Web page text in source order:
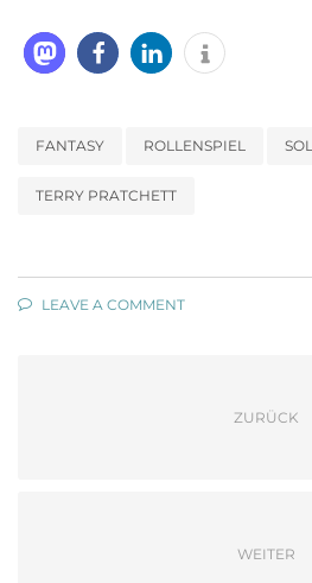
FANTASY ROLLENSPIEL
TERRY PRATCHETT
LEAVE A COMMENT
ZURÜCK
WEITER